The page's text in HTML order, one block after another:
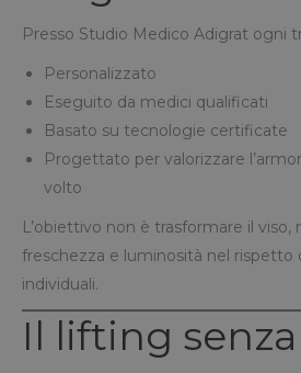
Presso Studio Medico Adigrat ogni
Personalizzato
Eseguito da medici qualificati
Basato su tecnologie certificate
Progettato per valorizzare
volto
L’obiettivo non è trasformare il viso,
freschezza e luminosità nel rispetto
individuali.
Il lifting